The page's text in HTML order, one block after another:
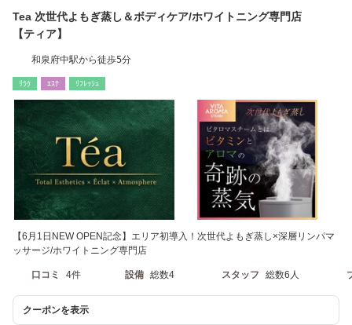
Tea 次世代よもぎ蒸し＆ボディケア/ホワイトニング専門店
【ティア】
和泉府中駅から徒歩5分
ﾘﾗｸ ｴｽﾃ ﾘﾌﾚｯｼｭ
【6月1日NEW OPEN記念】エリア初導入！次世代よもぎ蒸し×深層リンパマ
ッサージ/ホワイトニング専門店
口コミ 4件 設備 総数4 スタッフ 総数6人
クーポンを表示